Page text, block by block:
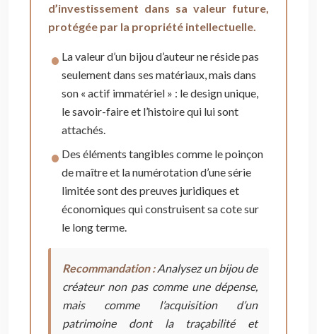
d’investissement dans sa valeur future,
protégée par la propriété intellectuelle.
La valeur d’un bijou d’auteur ne réside pas
seulement dans ses matériaux, mais dans
son « actif immatériel » : le design unique,
le savoir-faire et l’histoire qui lui sont
attachés.
Des éléments tangibles comme le poinçon
de maître et la numérotation d’une série
limitée sont des preuves juridiques et
économiques qui construisent sa cote sur
le long terme.
Recommandation :Analysez un bijou de
créateur non pas comme une dépense,
mais comme l’acquisition d’un
patrimoine dont la traçabilité et